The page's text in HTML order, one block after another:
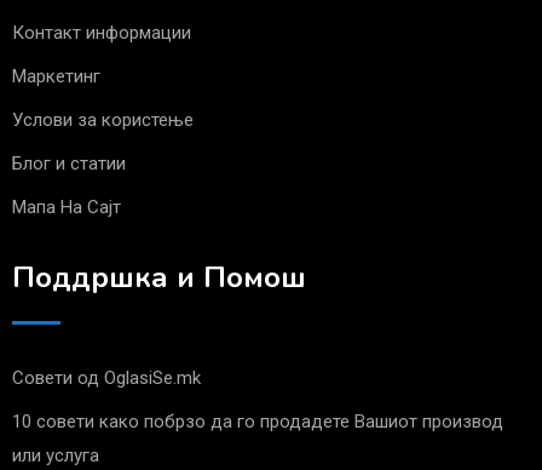
Контакт информации
Маркетинг
Услови за користење
Блог и статии
Мапа На Сајт
Поддршка и Помош
Совети од OglasiSe.mk
10 совети како побрзо да го продадете Вашиот производ
или услуга